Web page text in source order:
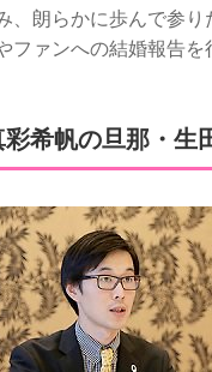
、朗らかに歩んで参
ファンへの結婚報告を
彩希帆の旦那・生